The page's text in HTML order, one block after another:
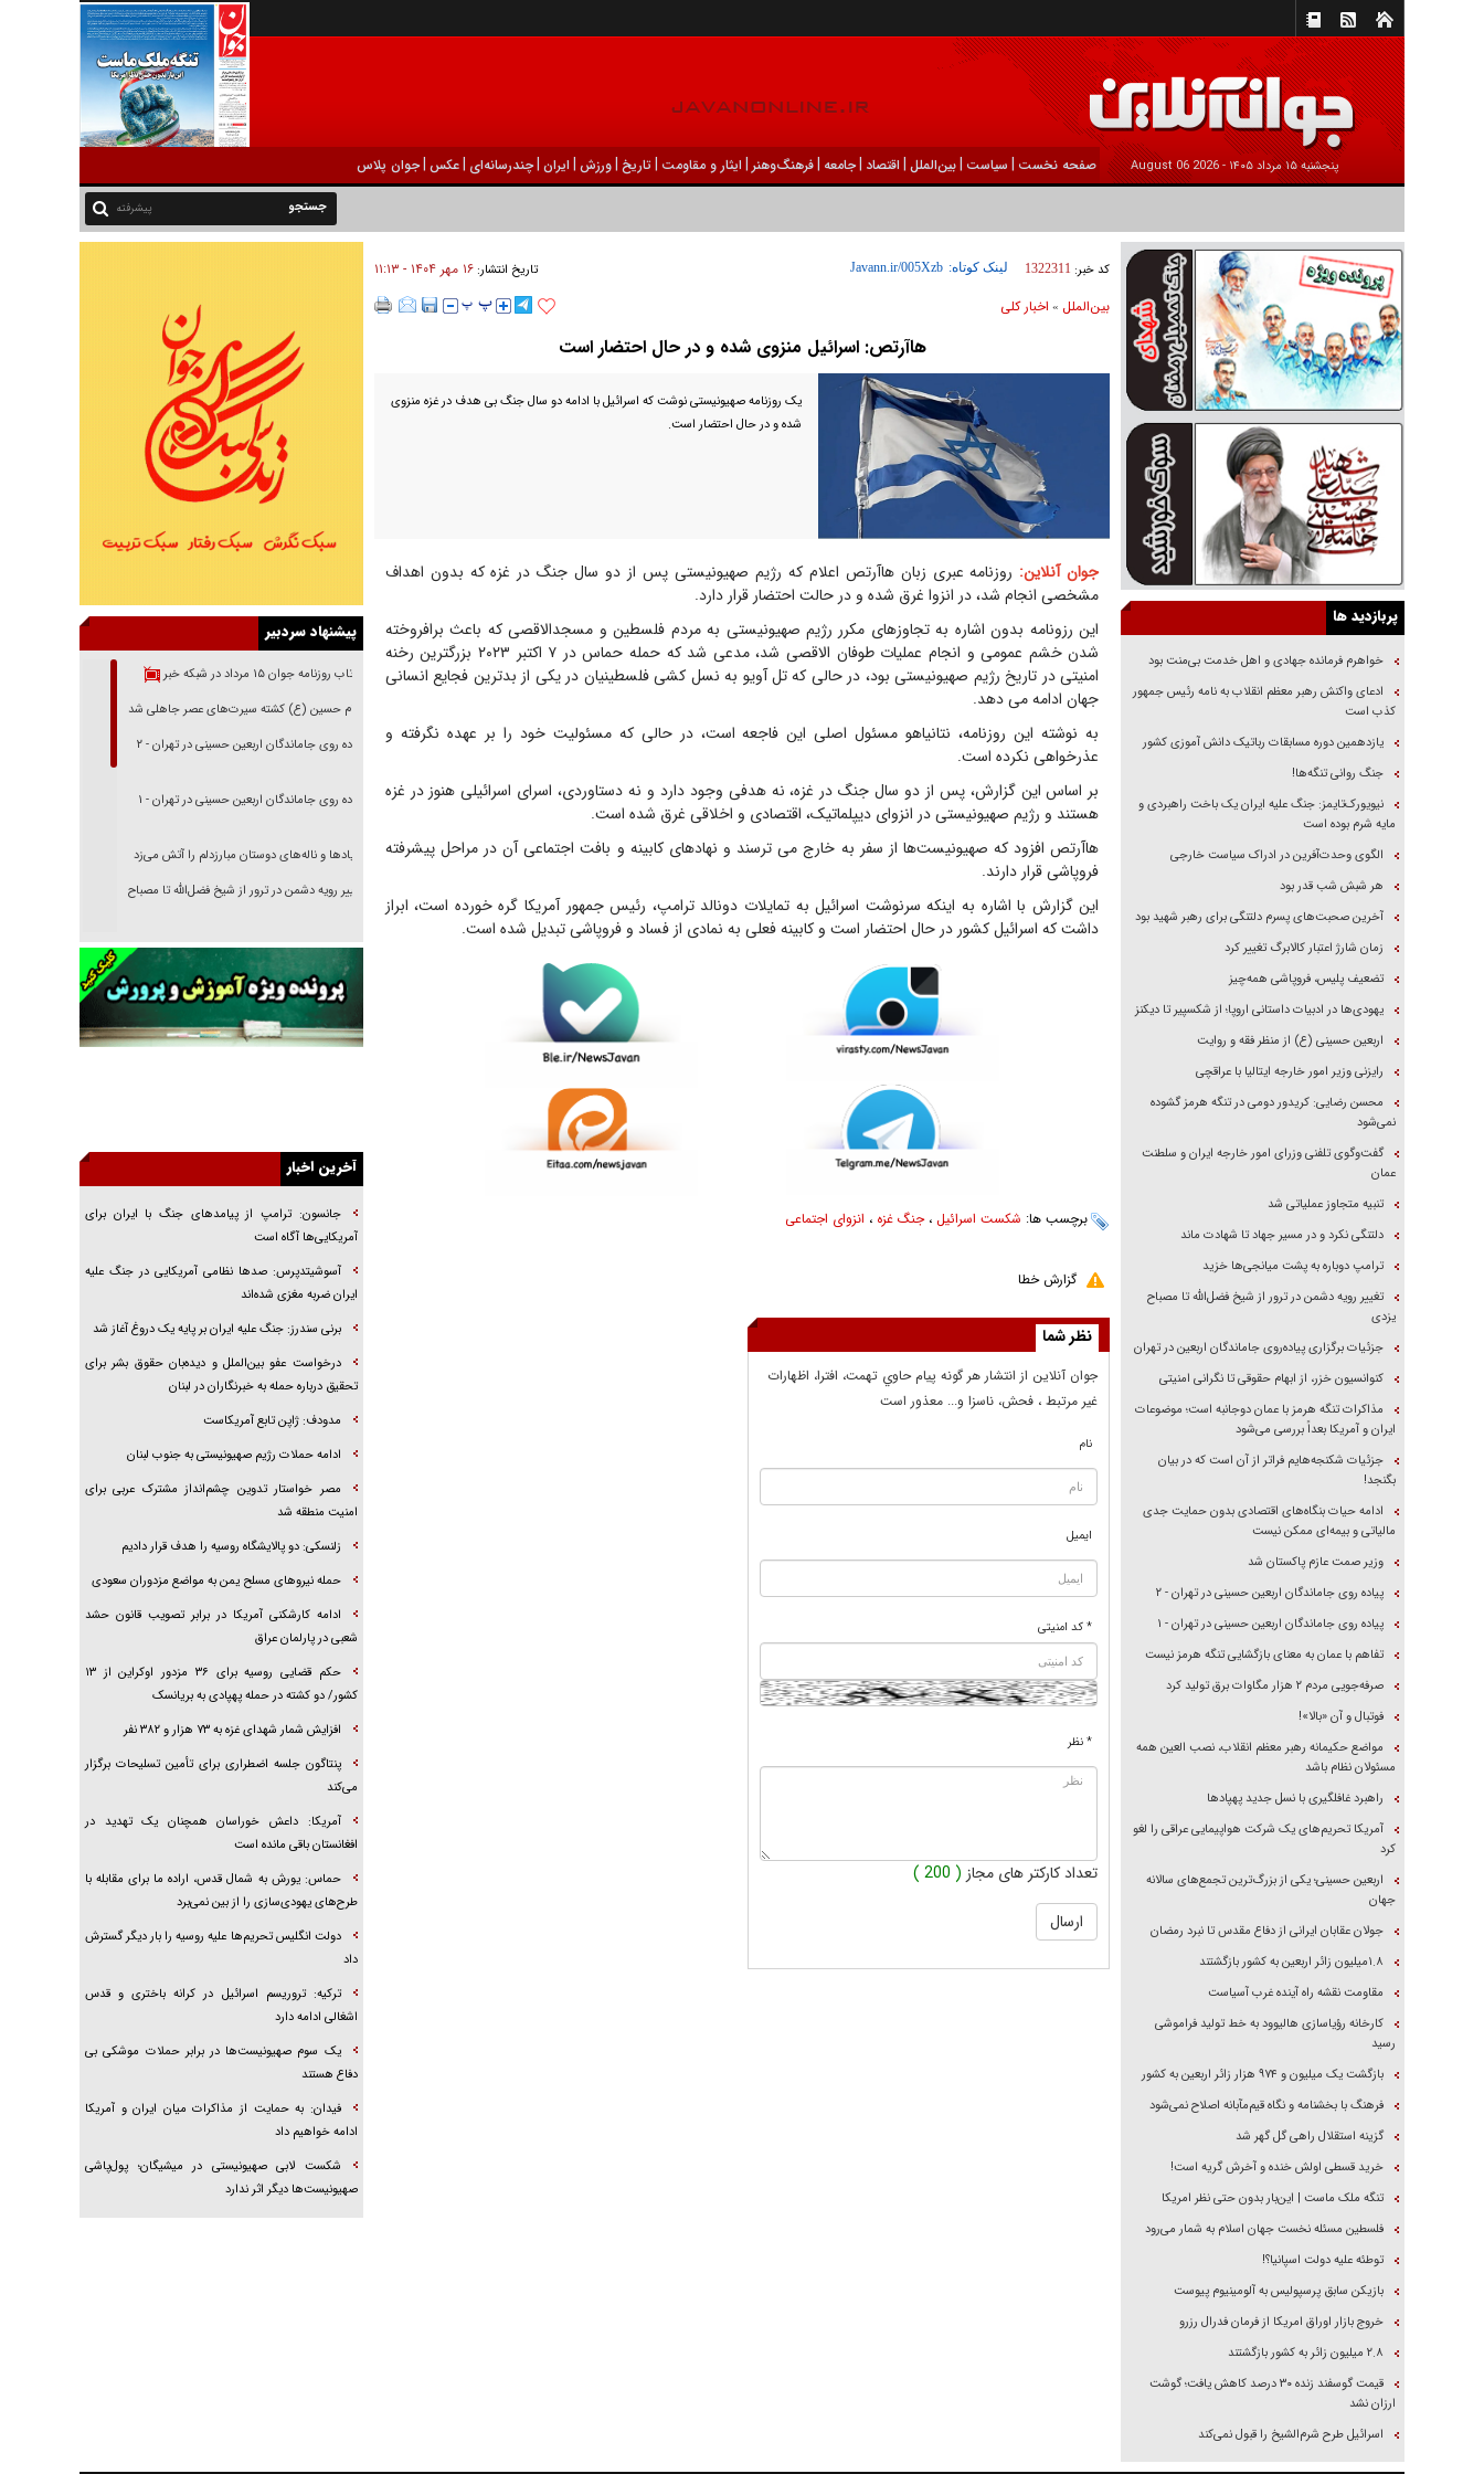
پنجشنبه ۱۵ مرداد ۱۴۰۵ - 2026 August 06 صفحه نخست | سیاست |بين‌الملل | اقتصاد |جامعه |فرهنگ‌و‌هنر | ایثار و مقاومت |تاریخ |ورزش | ايران |چندرسانه‌ای |عکس |جوان پلاس
پیشرفته
کد خبر: 1322311 لینک کوتاه: تاریخ انتشار:۱۶ مهر ۱۴۰۴ - ۱۱:۱۳
بين‌الملل » اخبار كلی
هاآرتص: اسرائیل منزوی شده و در حال احتضار است
یک روزنامه صهیونیستی نوشت که اسرائیل با ادامه دو سال جنگ بی هدف در غزه منزوی
شده و در حال احتضار است.
جوان آنلاین: روزنامه عبری زبان هاآرتص اعلام که رژیم صهیونیستی پس از دو سال جنگ در غزه که بدون اهداف
مشخصی انجام شد، در انزوا غرق شده و در حالت احتضار قرار دارد.
این رزونامه بدون اشاره به تجاوزهای مکرر رژیم صهیونیستی به مردم فلسطین و مسجدالاقصی که باعث برافروخته
شدن خشم عمومی و انجام عملیات طوفان الاقصی شد، مدعی شد که حمله حماس در ۷ اکتبر ۲۰۲۳ بزرگترین رخنه
امنیتی در تاریخ رژیم صهیونیستی بود، در حالی که تل آویو به نسل کشی فلسطینیان در یکی از بدترین فجایع انسانی
جهان ادامه می دهد.
به نوشته این روزنامه، نتانیاهو مسئول اصلی این فاجعه است، در حالی که مسئولیت خود را بر عهده نگرفته و
عذرخواهی نکرده است.
بر اساس این گزارش، پس از دو سال جنگ در غزه، نه هدفی وجود دارد و نه دستاوردی، اسرای اسرائیلی هنوز در غزه
هستند و رژیم صهیونیستی در انزوای دیپلماتیک، اقتصادی و اخلاقی غرق شده است.
هاآرتص افزود که صهیونیست‌ها از سفر به خارج می ترسند و نهادهای کابینه و بافت اجتماعی آن در مراحل پیشرفته
فروپاشی قرار دارند.
این گزارش با اشاره به اینکه سرنوشت اسرائیل به تمایلات دونالد ترامپ، رئیس جمهور آمریکا گره خورده است، ابراز
داشت که اسرائیل کشور در حال احتضار است و کابینه فعلی به نمادی از فساد و فروپاشی تبدیل شده است.
برچسب ها: شکست اسرائیل ،جنگ غزه ، انزوای اجتماعی
گزارش خطا
نظر شما
جوان آنلاين از انتشار هر گونه پيام حاوي تهمت، افترا، اظهارات
غير مرتبط ، فحش، ناسزا و... معذور است
نام
ایمیل
* کد امنیتی
* نظر
تعداد کارکتر های مجاز ( 200 )
پربازدید ها
خواهرم فرمانده جهادی و اهل خدمت بی‌منت بود
ادعای واکنش رهبر معظم انقلاب به نامه رئیس جمهور
کذب است
یازدهمین دوره مسابقات رباتیک دانش آموزی کشور
جنگ روانی تنگه‌ها!
نیویورک‌تایمز: جنگ علیه ایران یک باخت راهبردی و
مایه شرم بوده است
الگوی وحدت‌آفرین در ادراک سیاست خارجی
هر شبش شب قدر بود
آخرین صحبت‌های پسرم دلتنگی برای رهبر شهید بود
زمان شارژ اعتبار کالابرگ تغییر کرد
تضعیف پلیس، فروپاشی همه‌چیز
یهودی‌ها در ادبیات داستانی اروپا؛ از شکسپیر تا دیکنز
اربعین حسینی (ع) از منظر فقه و روایت
رایزنی وزیر امور خارجه ایتالیا با عراقچی
محسن رضایی: کریدور دومی در تنگه هرمز گشوده
نمی‌شود
گفت‌وگوی تلفنی وزرای امور خارجه ایران و سلطنت
عمان
تنبیه متجاوز عملیاتی شد
دلتنگی نکرد و در مسیر جهاد تا شهادت ماند
ترامپ دوباره به پشت میانجی‌ها خزید
تغییر رویه دشمن در ترور از شیخ فضل‌الله تا مصباح
یزدی
جزئیات برگزاری پیاده‌روی جاماندگان اربعین در تهران
کنوانسیون خزر، از ابهام حقوقی تا نگرانی امنیتی
مذاکرات تنگه هرمز با عمان دوجانبه است؛ موضوعات
ایران و آمریکا بعداً بررسی می‌شود
جزئیات شکنجه‌هایم فراتر از آن است که در بیان
بگنجد!
ادامه حیات بنگاه‌های اقتصادی بدون حمایت جدی
مالیاتی و بیمه‌ای ممکن نیست
وزیر صمت عازم پاکستان شد
پیاده روی جاماندگان اربعین حسینی در تهران - ۲
پیاده روی جاماندگان اربعین حسینی در تهران - ۱
تفاهم با عمان به معنای بازگشایی تنگه هرمز نیست
صرفه‌جویی مردم ۲ هزار مگاوات برق تولید کرد
فوتبال و آن «بالا»!
مواضع حکیمانه رهبر معظم انقلاب، نصب العین همه
مسئولان نظام باشد
راهبرد غافلگیری با نسل جدید پهپاد‌ها
آمریکا تحریم‌های یک شرکت هواپیمایی عراقی را لغو
کرد
اربعین حسینی؛ یکی از بزرگ‌ترین تجمع‌های سالانه
جهان
جولان عقابان ایرانی از دفاع مقدس تا نبرد رمضان
۱.۸میلیون زائر اربعین به کشور بازگشتند
مقاومت نقشه راه آینده غرب آسیاست
کارخانه رؤیاسازی هالیوود به خط تولید فراموشی
رسید
بازگشت یک میلیون و ۹۷۴ هزار زائر اربعین به کشور
فرهنگ با بخشنامه و نگاه قیم‌مآبانه اصلاح نمی‌شود
گزینه استقلال راهی گل گهر شد
خرید قسطی اولش خنده و آخرش گریه است!
تنگه ملک ماست | این‌بار بدون حتی نظر امریکا
فلسطین مسئله نخست جهان اسلام به شمار می‌رود
توطئه علیه دولت اسپانیا؟!
بازیکن سابق پرسپولیس به آلومینیوم پیوست
خروج بازار اوراق امریکا از فرمان فدرال رزرو
۲.۸ میلیون زائر به کشور بازگشتند
قیمت گوسفند زنده ۳۰ درصد کاهش یافت؛ گوشت
ارزان نشد
اسرائیل طرح شرم‌الشیخ را قبول نمی‌کند
پیشنهاد سردبیر
بازتاب روزنامه جوان ۱۵ مرداد در شبکه خبر
امام حسین (ع) کشته سیرت‌های عصر جاهلی شد
پیاده روی جاماندگان اربعین حسینی در تهران - ۲
پیاده روی جاماندگان اربعین حسینی در تهران - ۱
فریاد‌ها و ناله‌های دوستان مبارزدلم را آتش می‌زد
تغییر رویه دشمن در ترور از شیخ فضل‌الله تا مصباح
خرید قسطی اولش خنده و آخرش گریه است!
فوتبال و آن «بالا»!
راهبرد غافلگیری با نسل جدید پهپاد‌ها
جنجال پزشکان تقلبی در صنعت زیبایی
خواهرم فرمانده جهادی و اهل خدمت بی‌منت بود
بگنجد!
برابر یورش به پاسگاه‌های پلیس
تحلیل ابعاد پیام رهبر انقلاب به حزب‌الله/ مقاومت
نقشه راه آینده غرب آسیا
آخرین اخبار
جانسون: ترامپ از پیامد‌های جنگ با ایران برای
آمریکایی‌ها آگاه است
آسوشیتدپرس: صد‌ها نظامی آمریکایی در جنگ علیه
ایران ضربه مغزی شده‌اند
برنی سندرز: جنگ علیه ایران بر پایه یک دروغ آغاز شد
درخواست عفو بین‌الملل و دیده‌بان حقوق بشر برای
تحقیق درباره حمله به خبرنگاران در لبنان
مدودف: ژاپن تابع آمریکاست
ادامه حملات رژیم صهیونیستی به جنوب لبنان
مصر خواستار تدوین چشم‌انداز مشترک عربی برای
امنیت منطقه شد
زلنسکی: دو پالایشگاه روسیه را هدف قرار دادیم
حمله نیرو‌های مسلح یمن به مواضع مزدوران سعودی
ادامه کارشکنی آمریکا در برابر تصویب قانون حشد
شعبی در پارلمان عراق
حکم قضایی روسیه برای ۳۶ مزدور اوکراین از ۱۳
کشور/ دو کشته در حمله پهپادی به بریانسک
افزایش شمار شهدای غزه به ۷۳ هزار و ۳۸۲ نفر
پنتاگون جلسه اضطراری برای تأمین تسلیحات برگزار
می‌کند
آمریکا: داعش خوراسان همچنان یک تهدید در
افغانستان باقی مانده است
حماس: یورش به شمال قدس، اراده ما برای مقابله با
طرح‌های یهودی‌سازی را از بین نمی‌برد
دولت انگلیس تحریم‌ها علیه روسیه را بار دیگر گسترش
داد
ترکیه: تروریسم اسرائیل در کرانه باختری و قدس
اشغالی ادامه دارد
یک سوم صهیونیست‌ها در برابر حملات موشکی بی
دفاع هستند
فیدان: به حمایت از مذاکرات میان ایران و آمریکا
ادامه خواهیم داد
شکست لابی صهیونیستی در میشیگان؛ پول‌پاشی
صهیونیست‌ها دیگر اثر ندارد